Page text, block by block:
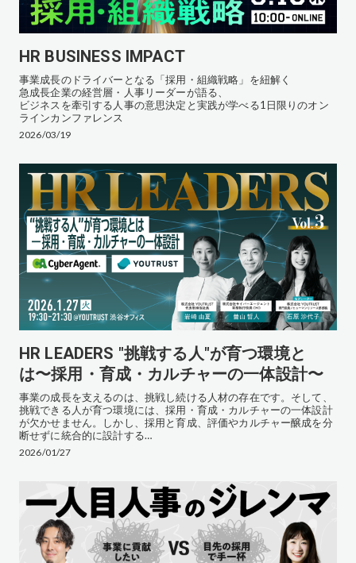
HR BUSINESS IMPACT
事業成長のドライバーとなる「採用・組織戦略」を紐解く
急成長企業の経営層・人事リーダーが語る、
ビジネスを牽引する人事の意思決定と実践が学べる1日限りのオン
ラインカンファレンス
2026/03/19
HR LEADERS "挑戦する人"が育つ環境と
は〜採用・育成・カルチャーの一体設計〜
事業の成長を支えるのは、挑戦し続ける人材の存在です。そして、
挑戦できる人が育つ環境には、採用・育成・カルチャーの一体設計
が欠かせません。しかし、採用と育成、評価やカルチャー醸成を分
断せずに統合的に設計する…
2026/01/27